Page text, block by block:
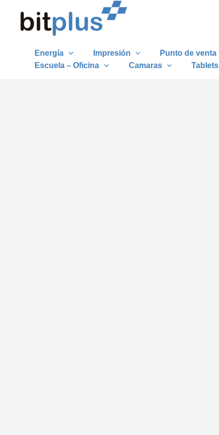
contenido
Energía Impresión Punto de venta
Escuela – Oficina
Camaras Tablets